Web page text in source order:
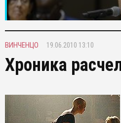
ВИНЧЕНЦО 19.06.2010 13:10
Хроника